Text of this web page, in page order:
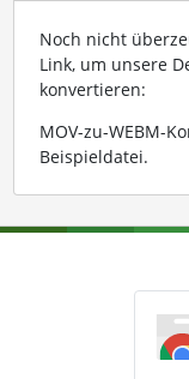
Noch nicht
Link, um unsere
konvertieren:
MOV-zu-WEBM-
Beispieldatei.